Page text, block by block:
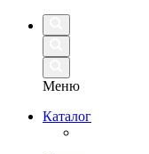
Меню
Каталог